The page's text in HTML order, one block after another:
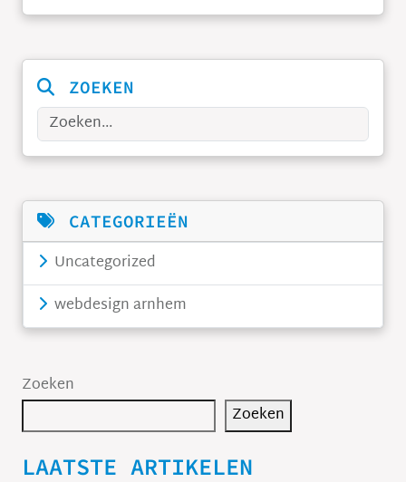
ZOEKEN
Zoeken
CATEGORIEËN
Uncategorized
webdesign arnhem
Zoeken
Zoeken
LAATSTE ARTIKELEN